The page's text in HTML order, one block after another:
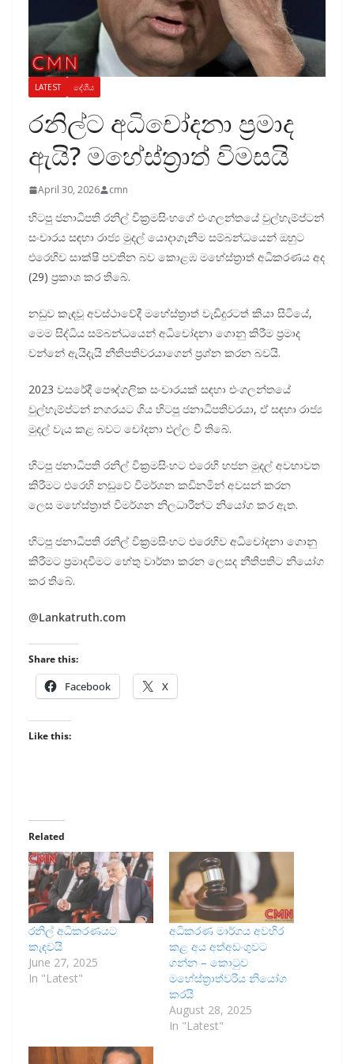
LATEST දේශීය
රනිල්ට අධිචෝදනා ප්‍රමාද
ඇයි? මහේස්ත්‍රාත් විමසයි
April 30, 2026 cmn
හිටපු ජනාධිපති රනිල් වික්‍රමසිංහගේ එංගලන්තයේ වුල්හැම්ප්ටන්
සංචාරය සඳහා රාජ්‍ය මුදල් යොදාගැනීම සම්බන්ධයෙන් ඔහුට
එරෙහිව සාක්ෂි පවතින බව කොළඹ මහේස්ත්‍රාත් අධිකරණය අද
(29) ප්‍රකාශ කර තිබේ.
නඩුව කැඳවූ අවස්ථාවේදී මහේස්ත්‍රාත් වැඩිදුරටත් කියා සිටියේ,
මෙම සිද්ධිය සම්බන්ධයෙන් අධිචෝදනා ගොනු කිරීම ප්‍රමාද
වන්නේ ඇයිදැයි නීතිපතිවරයාගෙන් ප්‍රශ්න කරන බවයි.
2023 වසරේදී පෞද්ගලික සංචාරයක් සඳහා එංගලන්තයේ
වුල්හැම්ප්ටන් නගරයට ගිය හිටපු ජනාධිපතිවරයා, ඒ සඳහා රාජ්‍ය
මුදල් වැය කළ බවට චෝදනා එල්ල වී තිබේ.
හිටපු ජනාධිපති රනිල් වික්‍රමසිංහට එරෙහි හජන මුදල් අවභාවත
කිරීමට එරෙහි නඩුවේ විමර්ශන කඩිනමින් අවසන් කරන
ලෙස මහේස්ත්‍රාත් විමර්ශන නිලධාරීන්ට නියෝග කර ඇත.
හිටපු ජනාධිපති රනිල් වික්‍රමසිංහට එරෙහිව අධිචෝදනා ගොනු
කිරීමට ප්‍රමාදවීමට හේතු වාර්තා කරන ලෙසද නීතිපතිට නියෝග
කර තිබේ.
@Lankatruth.com
Share this:
Facebook X
Like this:
Related
රනිල් අධිකරණයට
කැඳවයි
June 27, 2025
In "Latest"
අධිකරණ මාර්ගය අවහිර
කළ අය අත්අඩංගුවට
ගන්න – කොටුව
මහේස්ත්‍රාත්වරිය නියෝග
කරයි
August 28, 2025
In "Latest"